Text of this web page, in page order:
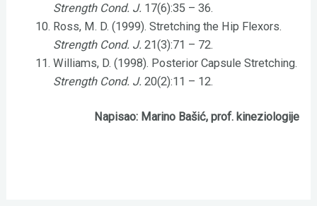
Strength Cond. J. 17(6):35 – 36.
Ross, M. D. (1999). Stretching the Hip Flexors.
Strength Cond. J. 21(3):71 – 72.
Williams, D. (1998). Posterior Capsule Stretching.
Strength Cond. J. 20(2):11 – 12.
Napisao: Marino Bašić, prof. kineziologije